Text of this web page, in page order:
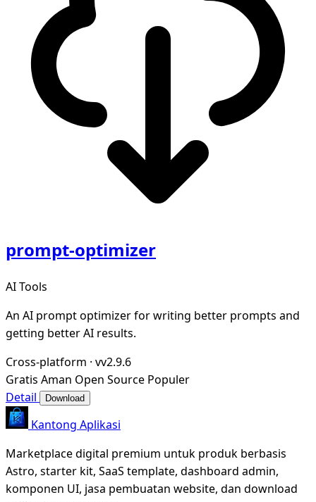
prompt-optimizer
AI Tools
An AI prompt optimizer for writing better prompts and
getting better AI results.
Cross-platform · vv2.9.6
Gratis Aman Open Source Populer
Detail
Download
Kantong Aplikasi
Marketplace digital premium untuk produk berbasis
Astro, starter kit, SaaS template, dashboard admin,
komponen UI, jasa pembuatan website, dan download